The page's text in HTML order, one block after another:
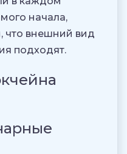
начала,
что внешний вид
подходят.